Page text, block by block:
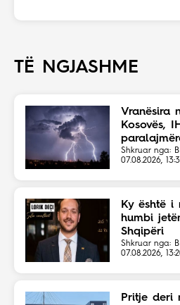
TË NGJASHME
Vranësira
Kosovës,
Shkruar nga:
07.08.2026,
Ky është i
humbi
Shqipëri
Shkruar nga:
07.08.2026,
Pritje deri